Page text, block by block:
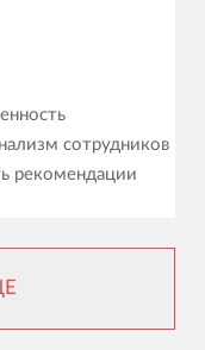
сотрудников
рекомендации